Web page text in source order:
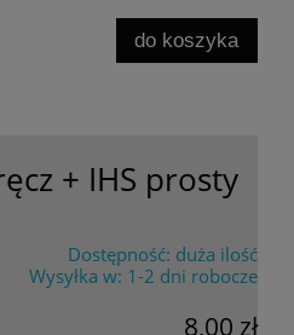
do koszyka
+ IHS prosty
Dostępność: duża ilość
Wysyłka w: 1-2 dni robocze
8,00 zł